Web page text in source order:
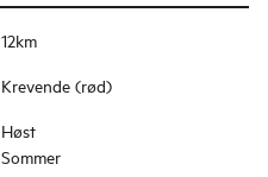
12km
Krevende (rød)
Høst
Sommer